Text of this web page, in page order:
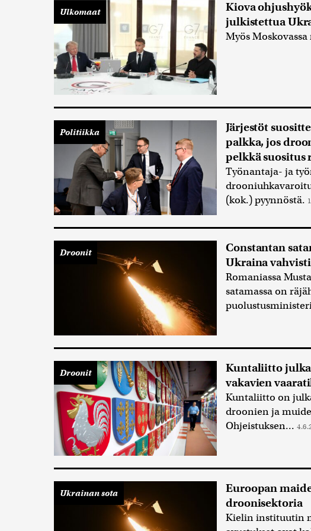
Ulkomaat
Kiova
julkistettua
Myös
Politiikka
Järjestöt
palkka, jos
pelkkä suositus
Työnantaja- ja
(kok.) pyynnöstä.
Droonit
Constantan
Ukraina
Romaniassa
satamassa on
Droonit
Kuntaliitto
vakavien
Kuntaliitto on
droonien ja
Ohjeistuksen...
Ukrainan sota
Euroopan
droonisektoria
Kielin instituutin